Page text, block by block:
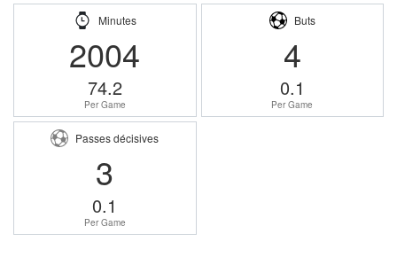
Minutes
2004
74.2
Per Game
Buts
4
0.1
Per Game
Passes décisives
3
0.1
Per Game